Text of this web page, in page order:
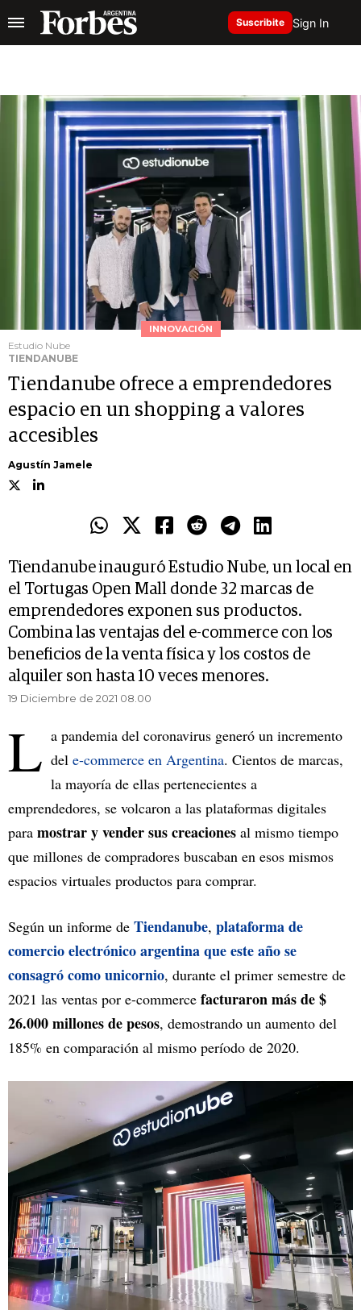
Suscribite Sign In
INNOVACIÓN
Estudio Nube
TIENDANUBE
Tiendanube ofrece a emprendedores
espacio en un shopping a valores
accesibles
Agustín Jamele
Tiendanube inauguró Estudio Nube, un local en
el Tortugas Open Mall donde 32 marcas de
emprendedores exponen sus productos.
Combina las ventajas del e-commerce con los
beneficios de la venta física y los costos de
alquiler son hasta 10 veces menores.
19 Diciembre de 2021 08.00
L a pandemia del coronavirus generó un incremento
del e-commerce en Argentina. Cientos de marcas,
la mayoría de ellas pertenecientes a
emprendedores, se volcaron a las plataformas digitales
para mostrar y vender sus creaciones al mismo tiempo
que millones de compradores buscaban en esos mismos
espacios virtuales productos para comprar.
Según un informe de Tiendanube, plataforma de
comercio electrónico argentina que este año se
consagró como unicornio, durante el primer semestre de
2021 las ventas por e-commerce facturaron más de $
26.000 millones de pesos, demostrando un aumento del
185% en comparación al mismo período de 2020.